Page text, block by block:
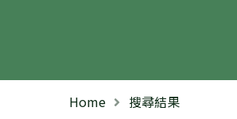
Home 搜尋結果